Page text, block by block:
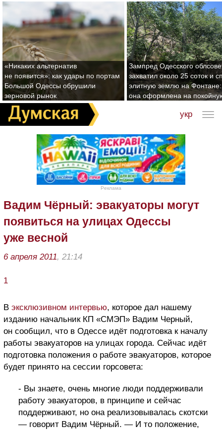
«Никаких альтернатив
не появится»: как удары по портам
Большой Одессы обрушили
зерновой рынок
Зампред Одесского
захватил около 25 соток и
элитную землю на Фонтане:
она оформлена на
укр
Реклама
Вадим Чёрный: эвакуаторы могут
появиться на улицах Одессы
уже весной
6 апреля 2011, 21:14
1
В эксклюзивном интервью, которое дал нашему
изданию начальник КП «СМЭП» Вадим Черный,
он сообщил, что в Одессе идёт подготовка к началу
работы эвакуаторов на улицах города. Сейчас идёт
подготовка положения о работе эвакуаторов, которое
будет принято на сессии горсовета:
- Вы знаете, очень многие люди поддерживали
работу эвакуаторов, в принципе и сейчас
поддерживают, но она реализовывалась скотски
— говорит Вадим Чёрный. — И то положение,